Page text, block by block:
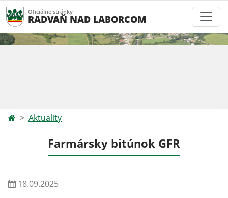
Oficiálne stránky
RADVAŇ NAD LABORCOM
Aktuality
Farmársky bitúnok GFR
18.09.2025